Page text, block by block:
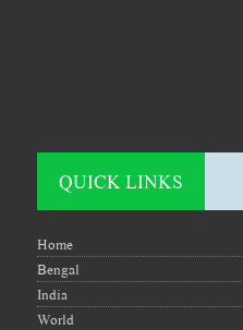
QUICK LINKS
Home
Bengal
India
World